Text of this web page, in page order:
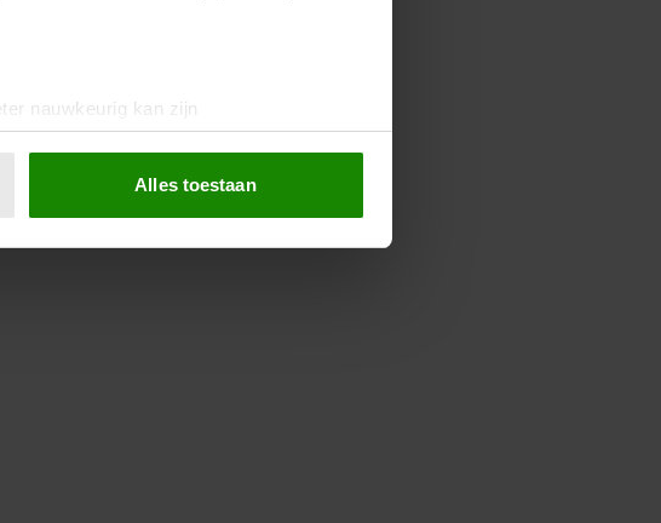
nauwkeurig kan zijn
(fingerprinting)
Alles toestaan